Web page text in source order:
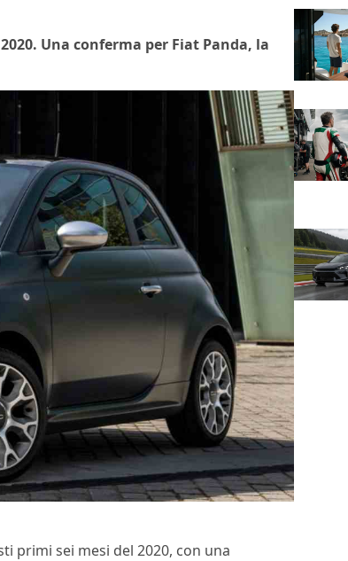
Una conferma per Fiat Panda, la
primi sei mesi del 2020, con una